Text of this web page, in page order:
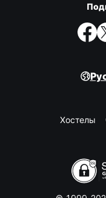
Хостелы